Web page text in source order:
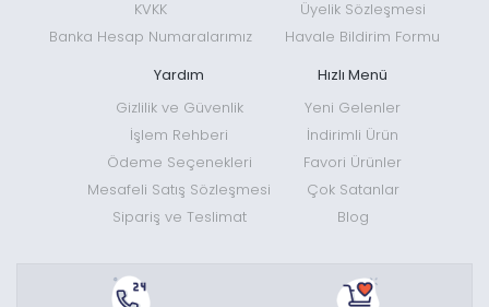
KVKK
Banka Hesap Numaralarımız
Üyelik Sözleşmesi
Havale Bildirim Formu
Yardım
Gizlilik ve Güvenlik
İşlem Rehberi
Ödeme Seçenekleri
Mesafeli Satış Sözleşmesi
Sipariş ve Teslimat
Hızlı Menü
Yeni Gelenler
İndirimli Ürün
Favori Ürünler
Çok Satanlar
Blog